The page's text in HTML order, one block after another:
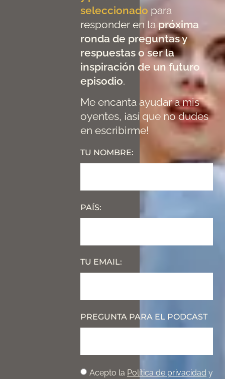
seleccionado para
responder en la próxima
ronda de preguntas y
respuestas o ser la
inspiración de un futuro
episodio.
Me encanta ayudar a mis
oyentes, ¡así que no dudes
en escribirme!
TU NOMBRE:
PAÍS:
TU EMAIL:
PREGUNTA PARA EL PODCAST
Acepto la Política de privacidad y